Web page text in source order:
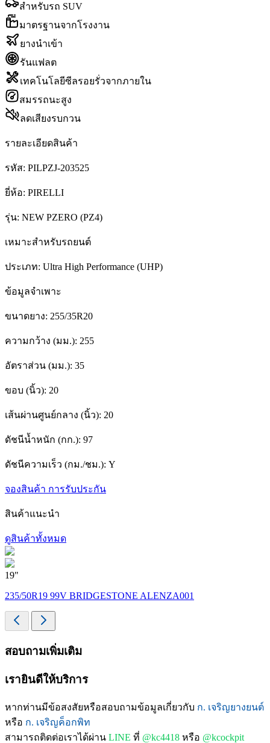
สำหรับรถ SUV
มาตรฐานจากโรงงาน
ยางนำเข้า
รันแฟลต
เทคโนโลยีซีลรอยรั่วจากภายใน
สมรรถนะสูง
ลดเสียงรบกวน
รายละเอียดสินค้า
รหัส: PILPZJ-203525
ยี่ห้อ: PIRELLI
รุ่น: NEW PZERO (PZ4)
เหมาะสำหรับรถยนต์
ประเภท: Ultra High Performance (UHP)
ข้อมูลจำเพาะ
ขนาดยาง: 255/35R20
ความกว้าง (มม.): 255
อัตราส่วน (มม.): 35
ขอบ (นิ้ว): 20
เส้นผ่านศูนย์กลาง (นิ้ว): 20
ดัชนีน้ำหนัก (กก.): 97
ดัชนีความเร็ว (กม./ชม.): Y
จองสินค้า การรับประกัน
สินค้าแนะนำ
ดูสินค้าทั้งหมด
19"
235/50R19 99V BRIDGESTONE ALENZA001
สอบถามเพิ่มเติม
เรายินดีให้บริการ
หากท่านมีข้อสงสัยหรือสอบถามข้อมูลเกี่ยวกับ ก. เจริญยางยนต์
หรือ ก. เจริญค็อกพิท
สามารถติดต่อเราได้ผ่าน LINE ที่ @kc4418 หรือ @kcockpit